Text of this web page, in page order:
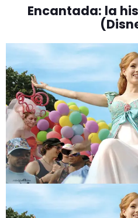
Encantada: la